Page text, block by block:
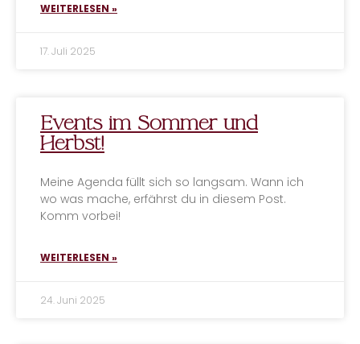
WEITERLESEN »
17. Juli 2025
Events im Sommer und
Herbst!
Meine Agenda füllt sich so langsam. Wann ich
wo was mache, erfährst du in diesem Post.
Komm vorbei!
WEITERLESEN »
24. Juni 2025